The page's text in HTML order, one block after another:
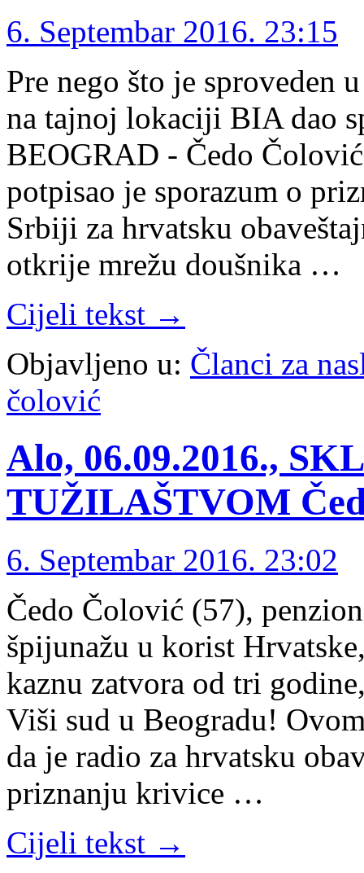
6. Septembar 2016. 23:15
Pre nego što je sproveden
na tajnoj lokaciji BIA dao
BEOGRAD - Čedo
potpisao je sporazum o
Srbiji za hrvatsku
otkrije mrežu doušnika …
Cijeli tekst →
Objavljeno u: Članci za
čolović
Alo, 06.09.2016.,
TUŽILAŠTVOM
6. Septembar 2016. 23:02
Čedo Čolović (57),
špijunažu u korist
kaznu zatvora od tri
Viši sud u Beogradu!
da je radio za hrvatsku
priznanju krivice …
Cijeli tekst →